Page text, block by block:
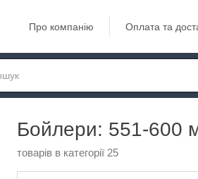
Про компанію Оплата та
Бойлери: 551-600
товарів в категорії 25